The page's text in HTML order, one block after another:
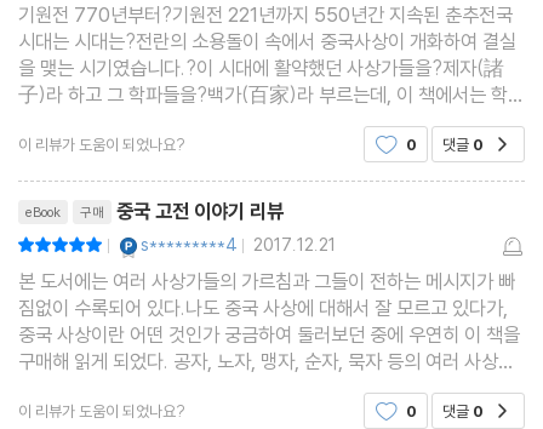
기원전 770년부터?기원전 221년까지 550년간 지속된 춘추전국
시대는 시대는?전란의 소용돌이 속에서 중국사상이 개화하여 결실
을 맺는 시기였습니다.?이 시대에 활약했던 사상가들을?제자(諸
子)라 하고 그 학파들을?백가(百家)라 부르는데, 이 책에서는 학술
과 사상의 자유를 구가하며 나타난 제자백가의 사상 가운데에서 유
가(儒家), 도가(道家), 묵가(墨家) 그리고 법가(法家) 등과 같
이 리뷰가 도움이 되었나요? 0 댓글 0
eBook 구매 중국 고전 이야기 리뷰
| s*********4 | 2017.12.21
본 도서에는 여러 사상가들의 가르침과 그들이 전하는 메시지가 빠
짐없이 수록되어 있다.나도 중국 사상에 대해서 잘 모르고 있다가,
중국 사상이란 어떤 것인가 궁금하여 둘러보던 중에 우연히 이 책을
구매해 읽게 되었다. 공자, 노자, 맹자, 순자, 묵자 등의 여러 사상가
들의 가르침을 짚어가며, 본 도서는 오늘날 갖는 중국고전의 의미를
기초부터 짚어가며 새삼스레 일깨워 준다.또
이 리뷰가 도움이 되었나요? 0 댓글 0